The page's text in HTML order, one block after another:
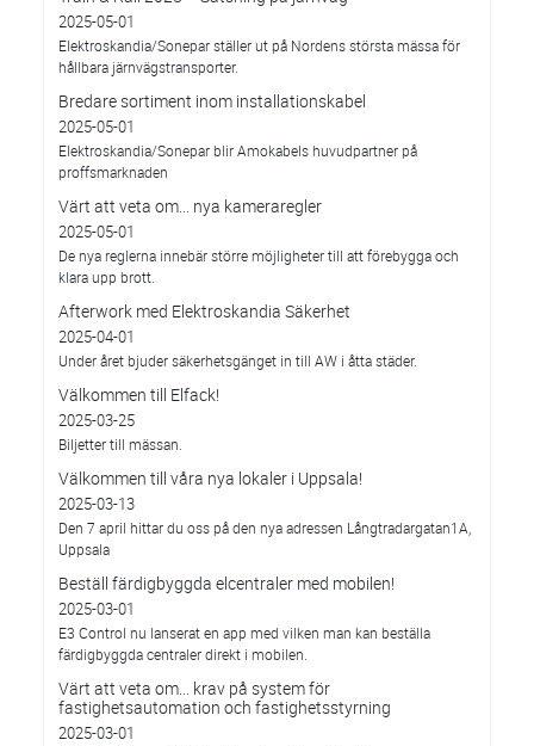
2025-05-01
Elektroskandia/Sonepar ställer ut på Nordens största mässa för
hållbara järnvägstransporter.
Bredare sortiment inom installationskabel
2025-05-01
Elektroskandia/Sonepar blir Amokabels huvudpartner på
proffsmarknaden
Värt att veta om... nya kameraregler
2025-05-01
De nya reglerna innebär större möjligheter till att förebygga och
klara upp brott.
Afterwork med Elektroskandia Säkerhet
2025-04-01
Under året bjuder säkerhetsgänget in till AW i åtta städer.
Välkommen till Elfack!
2025-03-25
Biljetter till mässan.
Välkommen till våra nya lokaler i Uppsala!
2025-03-13
Den 7 april hittar du oss på den nya adressen Långtradargatan1A,
Uppsala
Beställ färdigbyggda elcentraler med mobilen!
2025-03-01
E3 Control nu lanserat en app med vilken man kan beställa
färdigbyggda centraler direkt i mobilen.
Värt att veta om... krav på system för
fastighetsautomation och fastighetsstyrning
2025-03-01